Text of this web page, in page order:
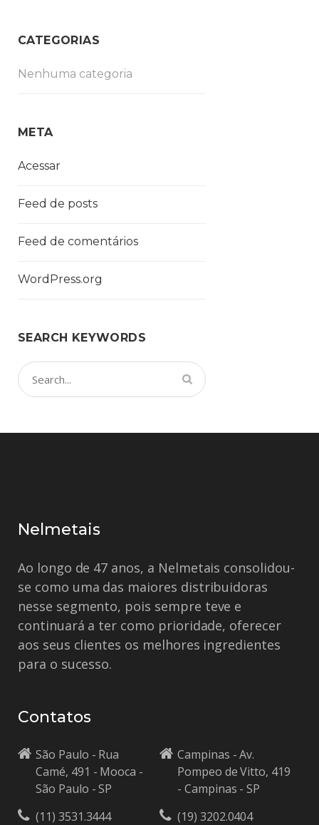
CATEGORIAS
Nenhuma categoria
META
Acessar
Feed de posts
Feed de comentários
WordPress.org
SEARCH KEYWORDS
Nelmetais
Ao longo de 47 anos, a Nelmetais consolidou-
se como uma das maiores distribuidoras
nesse segmento, pois sempre teve e
continuará a ter como prioridade, oferecer
aos seus clientes os melhores ingredientes
para o sucesso.
Contatos
São Paulo - Rua
Camé, 491 - Mooca -
São Paulo - SP
(11) 3531.3444
Campinas - Av.
Pompeo de Vitto, 419
- Campinas - SP
(19) 3202.0404